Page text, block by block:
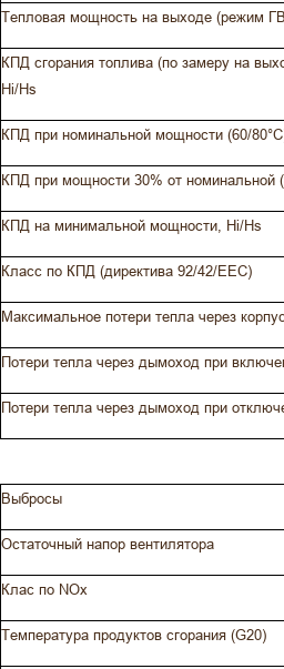
Тепловая мощность на выходе (режим
КПД сгорания топлива (по замеру на
Hi/Hs
КПД при номинальной мощности (60/
КПД при мощности 30% от номинальной
КПД на минимальной мощности, Hi/Hs
Класс по КПД (директива 92/42/EEC)
Максимальное потери тепла через
Потери тепла через дымоход при
Потери тепла через дымоход при
Выбросы
Остаточный напор вентилятора
Клас по NOx
Температура продуктов сгорания (G20)